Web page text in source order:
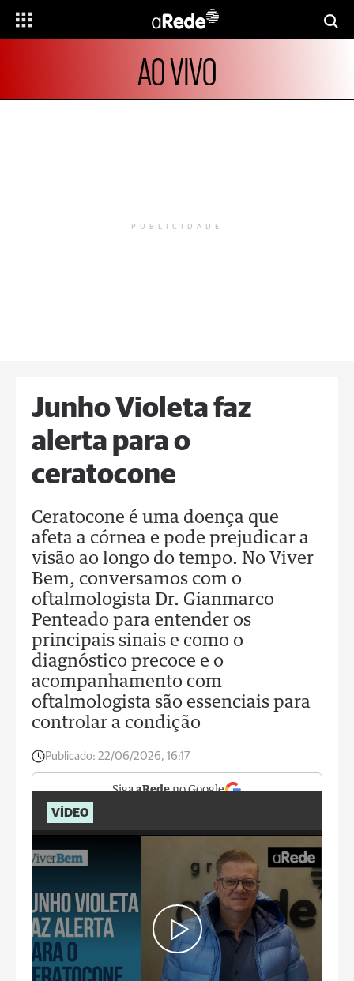
AO VIVO
PUBLICIDADE
Junho Violeta faz
alerta para o
ceratocone
Ceratocone é uma doença que
afeta a córnea e pode prejudicar a
visão ao longo do tempo. No Viver
Bem, conversamos com o
oftalmologista Dr. Gianmarco
Penteado para entender os
principais sinais e como o
diagnóstico precoce e o
acompanhamento com
oftalmologista são essenciais para
controlar a condição
Publicado: 22/06/2026, 16:17
SigaaRedeno Google
VÍDEO